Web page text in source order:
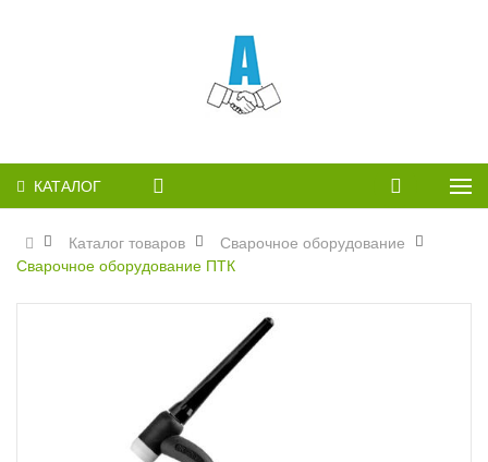
КАТАЛОГ
Каталог товаров
Сварочное оборудование
Сварочное оборудование ПТК